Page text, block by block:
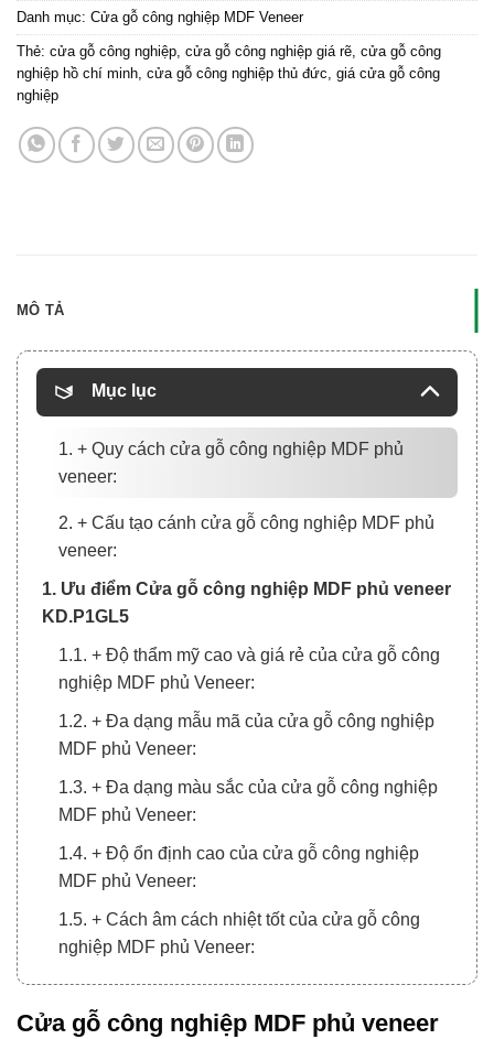
Danh mục: Cửa gỗ công nghiệp MDF Veneer
Thẻ: cửa gỗ công nghiệp, cửa gỗ công nghiệp giá rẽ, cửa gỗ công
nghiệp hồ chí minh, cửa gỗ công nghiệp thủ đức, giá cửa gỗ công
nghiệp
MÔ TẢ
Mục lục
1. + Quy cách cửa gỗ công nghiệp MDF phủ
veneer:
2. + Cấu tạo cánh cửa gỗ công nghiệp MDF phủ
veneer:
1. Ưu điểm Cửa gỗ công nghiệp MDF phủ veneer
KD.P1GL5
1.1. + Độ thẩm mỹ cao và giá rẻ của cửa gỗ công
nghiệp MDF phủ Veneer:
1.2. + Đa dạng mẫu mã của cửa gỗ công nghiệp
MDF phủ Veneer:
1.3. + Đa dạng màu sắc của cửa gỗ công nghiệp
MDF phủ Veneer:
1.4. + Độ ổn định cao của cửa gỗ công nghiệp
MDF phủ Veneer:
1.5. + Cách âm cách nhiệt tốt của cửa gỗ công
nghiệp MDF phủ Veneer:
2. Ứng dụng Cửa gỗ công nghiệp MDF phủ
veneer KD.P1GL5 trong nội thất
Cửa gỗ công nghiệp MDF phủ veneer